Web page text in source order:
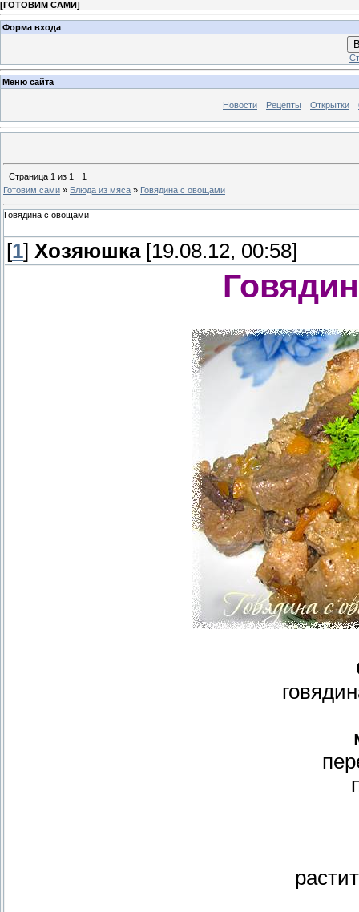
[ГОТОВИМ САМИ]
Форма входа
Меню сайта
Новости Рецепты Открытки
Страница 1 из 1
1
Готовим сами » Блюда из мяса » Говядина с овощами
Говядина с овощами
[1] Хозяюшка[19.08.12, 00:58]